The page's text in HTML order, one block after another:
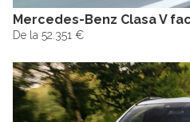
Mercedes-Benz Clasa V
De la 52.351 €